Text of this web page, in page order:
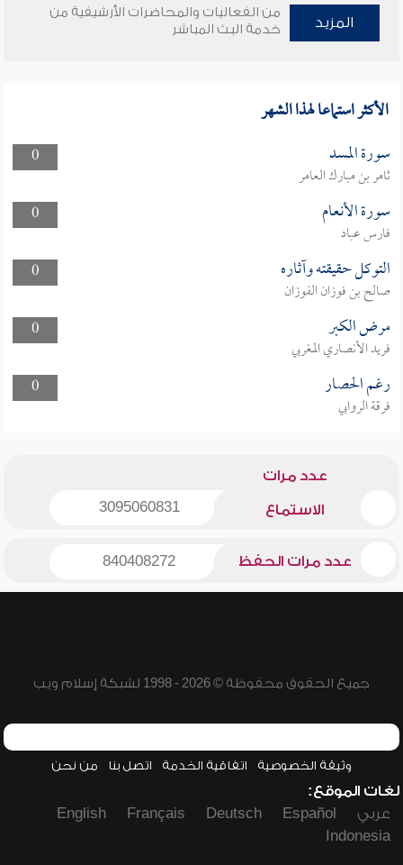
المزيد
من الفعاليات والمحاضرات الأرشيفية من
خدمة البث المباشر
الأكثر استماعا لهذا الشهر
0 سورة المسد
ثامر بن مبارك العامر
0
سورة الأنعام
فارس عباد
0
التوكل حقيقته وآثاره
صالح بن فوزان الفوزان
0
مرض الكبر
فريد الأنصاري المغربي
0
رغم الحصار
فرقة الروابي
عدد مرات
الاستماع 3095060831
عدد مرات الحفظ 840408272
جميع الحقوق محفوظة © 2026 - 1998 لشبكة إسلام ويب
وثيقة الخصوصية اتفاقية الخدمة اتصل بنا من نحن
لغات الموقع:
عربي
Español
Deutsch
Français
English
Indonesia